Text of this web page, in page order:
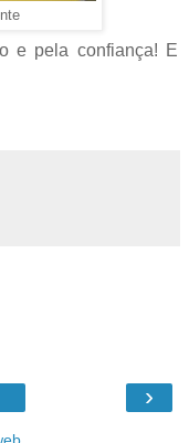
e pela confiança! E
›